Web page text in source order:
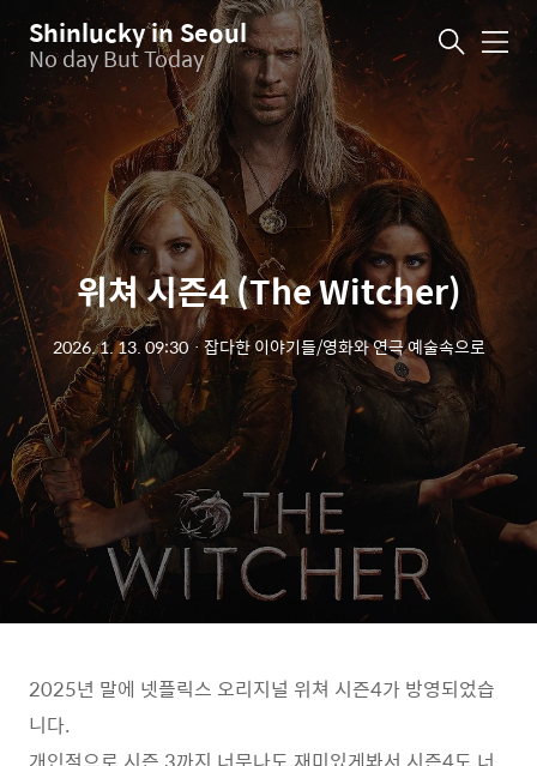
Shinlucky in Seoul
No day But Today 메
뉴
위쳐 시즌4 (The Witcher)
2026. 1. 13. 09:30ㆍ 잡다한 이야기들/영화와 연극 예술속으로
2025년 말에 넷플릭스 오리지널 위쳐 시즌4가 방영되었습
니다.